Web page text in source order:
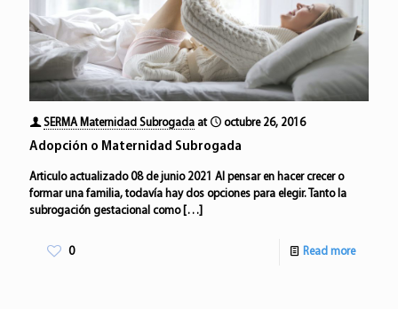
SERMA Maternidad Subrogada at octubre 26, 2016
Adopción o Maternidad Subrogada
Articulo actualizado 08 de junio 2021 Al pensar en hacer crecer o
formar una familia, todavía hay dos opciones para elegir. Tanto la
subrogación gestacional como[…]
0 Read more